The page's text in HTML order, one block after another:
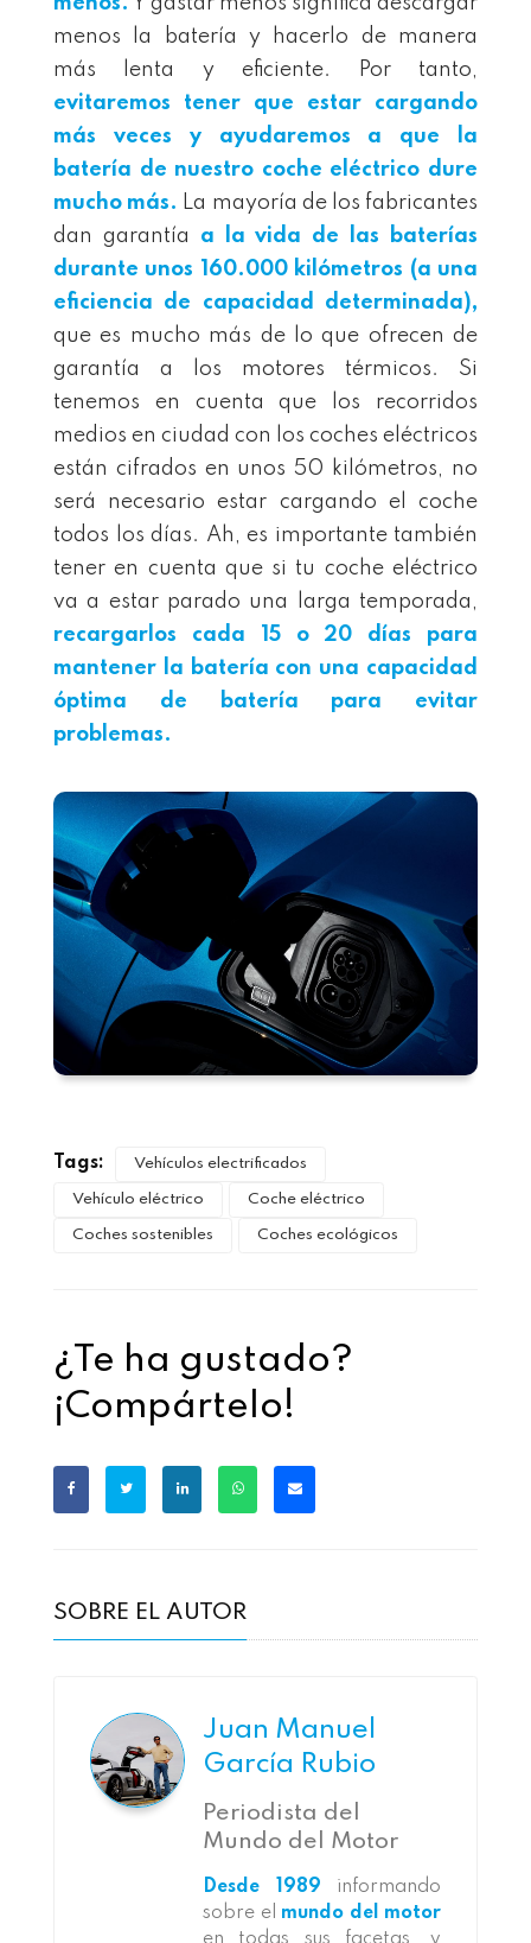
menos la batería y hacerlo de manera
más lenta y eficiente. Por tanto,
evitaremos tener que estar cargando
más veces y ayudaremos a que la
batería de nuestro coche eléctrico dure
mucho más. La mayoría de los fabricantes
dan garantía a la vida de las baterías
durante unos 160.000 kilómetros (a una
eficiencia de capacidad determinada),
que es mucho más de lo que ofrecen de
garantía a los motores térmicos. Si
tenemos en cuenta que los recorridos
medios en ciudad con los coches eléctricos
están cifrados en unos 50 kilómetros, no
será necesario estar cargando el coche
todos los días. Ah, es importante también
tener en cuenta que si tu coche eléctrico
va a estar parado una larga temporada,
recargarlos cada 15 o 20 días para
mantener la batería con una capacidad
óptima de batería para evitar
problemas.
Tags: Vehículos electrificados
Vehículo eléctrico Coche eléctrico
Coches sostenibles Coches ecológicos
¿Te ha gustado?
¡Compártelo!
SOBRE EL AUTOR
Juan Manuel
García Rubio
Periodista del
Mundo del Motor
Desde 1989 informando
sobre el mundo del motor